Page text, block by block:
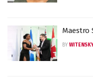
Maestro
BY